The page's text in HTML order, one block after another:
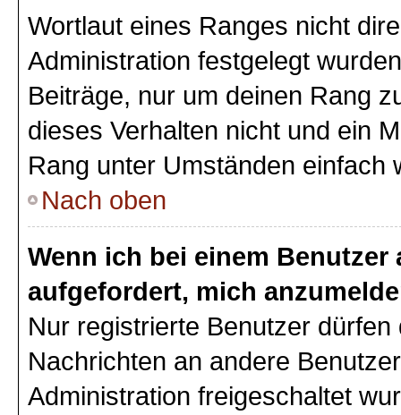
Wortlaut eines Ranges nicht
Administration festgelegt
Beiträge, nur um deinen Rang
dieses Verhalten nicht und ein
Rang unter Umständen einfach
Nach oben
Wenn ich bei einem
aufgefordert, mich
Nur registrierte Benutzer
Nachrichten an andere
Administration freigeschaltet